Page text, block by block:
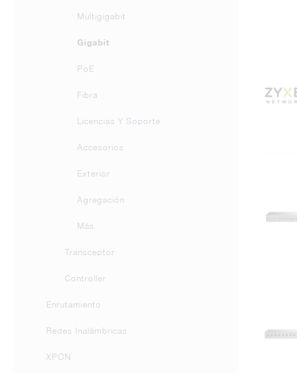
Multigigabit
Gigabit
PoE
Fibra
Licencias Y Soporte
Accesorios
Exterior
Agregación
Más
Transceptor
Controller
Enrutamiento
Redes Inalámbricas
XPON